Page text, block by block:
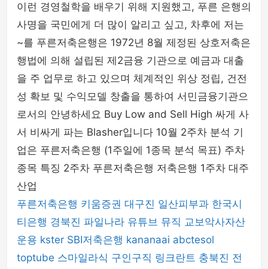
이런 경영철학을 배우기 위해 지원했고, 푸른 은행의
사명을 국민에게 더 많이 알리고 싶고, 차후에 저는
~를 푸른저축은행은 1972년 8월 제정된 상호저축은
행법에 의해 설립된 제2금융 기관으로 예금과 대출
을 주 업무로 하고 있으며 체계적인 위상 정립, 건전
성 확보 및 수익모델 창출을 통하여 서민금융기관으
로서의 안녕하세요 Buy Low and Sell High 싸게 사
서 비싸게 파는 Blasher입니다 10월 2주차 분석 기
업은 푸른저축은행 (1주일에 1종목 분석 목표) 주차
종목 특징 2주차 푸른저축은행 저축은행 1주차 대주
산업
푸른저축은행 키움증권 대구진 일산피부과 한국시
티은행 경북진 파일나라 유튜브 뮤직 교보악사자산
운용 kster SBI저축은행 kananaai abctesol
toptube 스마일라식 구인구직 링크란트 충북진 전